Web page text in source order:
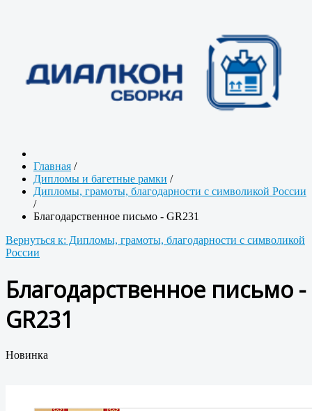
Главная /
Дипломы и багетные рамки /
Дипломы, грамоты, благодарности с символикой России
/
Благодарственное письмо - GR231
Вернуться к: Дипломы, грамоты, благодарности с символикой
России
Благодарственное письмо -
GR231
Новинка